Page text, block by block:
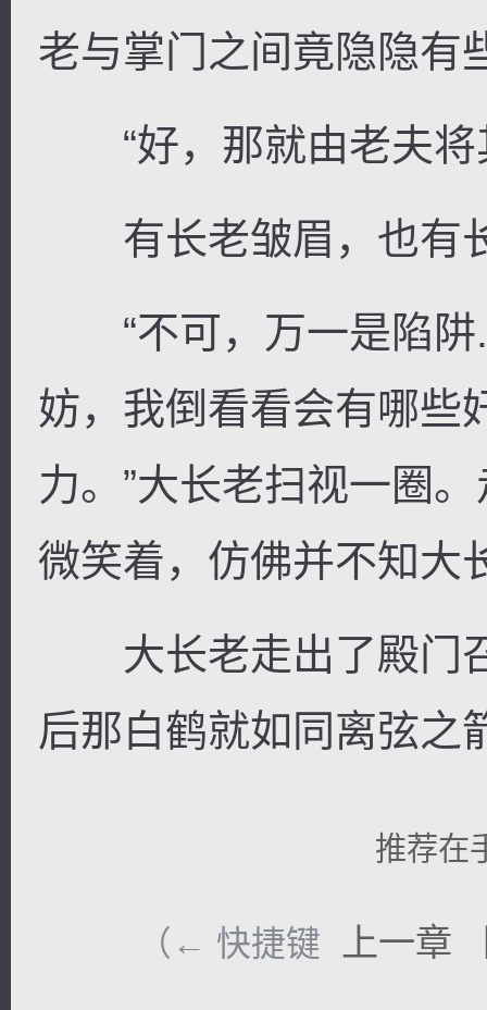
老与掌门之间竟隐隐有
“好，那就由老夫将
有长老皱眉，也有
“不可，万一是陷阱
妨，我倒看看会有哪些
力。”大长老扫视一圈
微笑着，仿佛并不知大
大长老走出了殿门
后那白鹤就如同离弦之
推荐在
（← 快捷键 上一章